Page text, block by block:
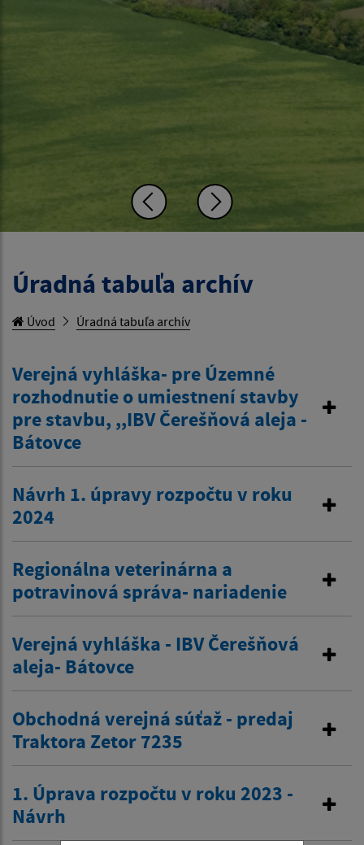
Úradná tabuľa archív
Úvod Úradná tabuľa archív
Verejná vyhláška- pre Územné
rozhodnutie o umiestnení stavby
pre stavbu, ,,IBV Čerešňová aleja -
Bátovce
Návrh 1. úpravy rozpočtu v roku
2024
Regionálna veterinárna a
potravinová správa- nariadenie
Verejná vyhláška - IBV Čerešňová
aleja- Bátovce
Obchodná verejná súťaž - predaj
Traktora Zetor 7235
1. Úprava rozpočtu v roku 2023 -
Návrh